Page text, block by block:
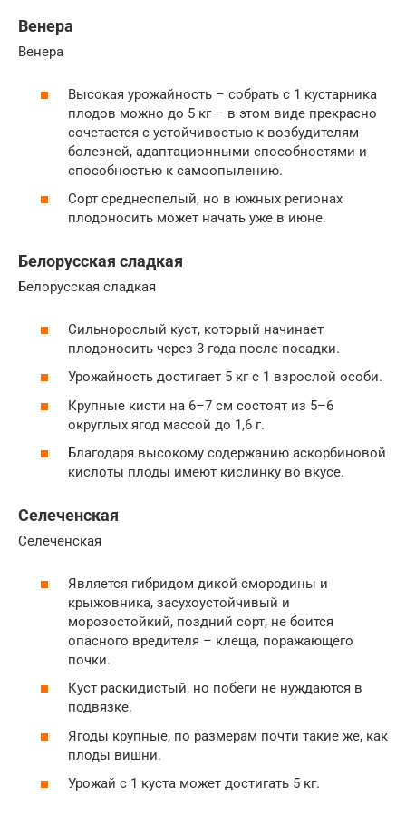
Венера
Венера
Высокая урожайность – собрать с 1 кустарника
плодов можно до 5 кг – в этом виде прекрасно
сочетается с устойчивостью к возбудителям
болезней, адаптационными способностями и
способностью к самоопылению.
Сорт среднеспелый, но в южных регионах
плодоносить может начать уже в июне.
Белорусская сладкая
Белорусская сладкая
Сильнорослый куст, который начинает
плодоносить через 3 года после посадки.
Урожайность достигает 5 кг с 1 взрослой особи.
Крупные кисти на 6–7 см состоят из 5–6
округлых ягод массой до 1,6 г.
Благодаря высокому содержанию аскорбиновой
кислоты плоды имеют кислинку во вкусе.
Селеченская
Селеченская
Является гибридом дикой смородины и
крыжовника, засухоустойчивый и
морозостойкий, поздний сорт, не боится
опасного вредителя – клеща, поражающего
почки.
Куст раскидистый, но побеги не нуждаются в
подвязке.
Ягоды крупные, по размерам почти такие же, как
плоды вишни.
Урожай с 1 куста может достигать 5 кг.